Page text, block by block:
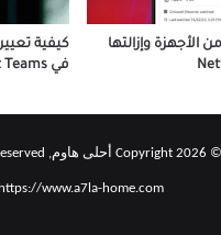
الأجهزة وإزالتها
كيفية
في Microsoft Teams
© Copyright 2026 أحلى هاوم, All Rights Reserved
https://www.a7la-home.com/